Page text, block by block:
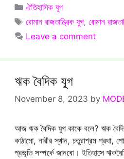
Categories
ঐতিহাসিক যুগ
Tags
রোমান রাজতান্ত্রিক যুগ,রোমান
Leave a comment
ঋক বৈদিক যুগ
November 8, 2023 by
আজ ঋক বৈদিক যুগ কাকে বলে? ঋক
কাঠামো, নারীর স্থান, চতুরাশ্রম প্রথা,
প্রভৃতি সম্পর্কে জানবো। ইতিহাসে